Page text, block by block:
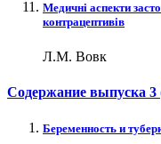
Медичні аспекти
контрацептивів
Л.М. Вовк
Содержание выпуска 3
Беременность и